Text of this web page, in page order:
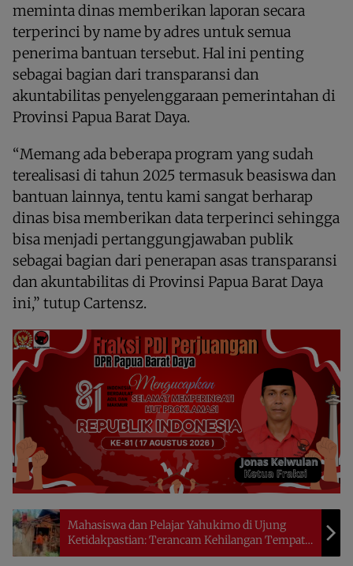
meminta dinas memberikan laporan secara
terperinci by name by adres untuk semua
penerima bantuan tersebut. Hal ini penting
sebagai bagian dari transparansi dan
akuntabilitas penyelenggaraan pemerintahan di
Provinsi Papua Barat Daya.
“Memang ada beberapa program yang sudah
terealisasi di tahun 2025 termasuk beasiswa dan
bantuan lainnya, tentu kami sangat berharap
dinas bisa memberikan data terperinci sehingga
bisa menjadi pertanggungjawaban publik
sebagai bagian dari penerapan asas transparansi
dan akuntabilitas di Provinsi Papua Barat Daya
ini,” tutup Cartensz.
Mahasiswa dan Pelajar Yahukimo di Ujung
Ketidakpastian: Terancam Kehilangan Tempat
Tinggal di Wamena